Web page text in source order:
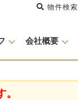
会社概要
物件検索